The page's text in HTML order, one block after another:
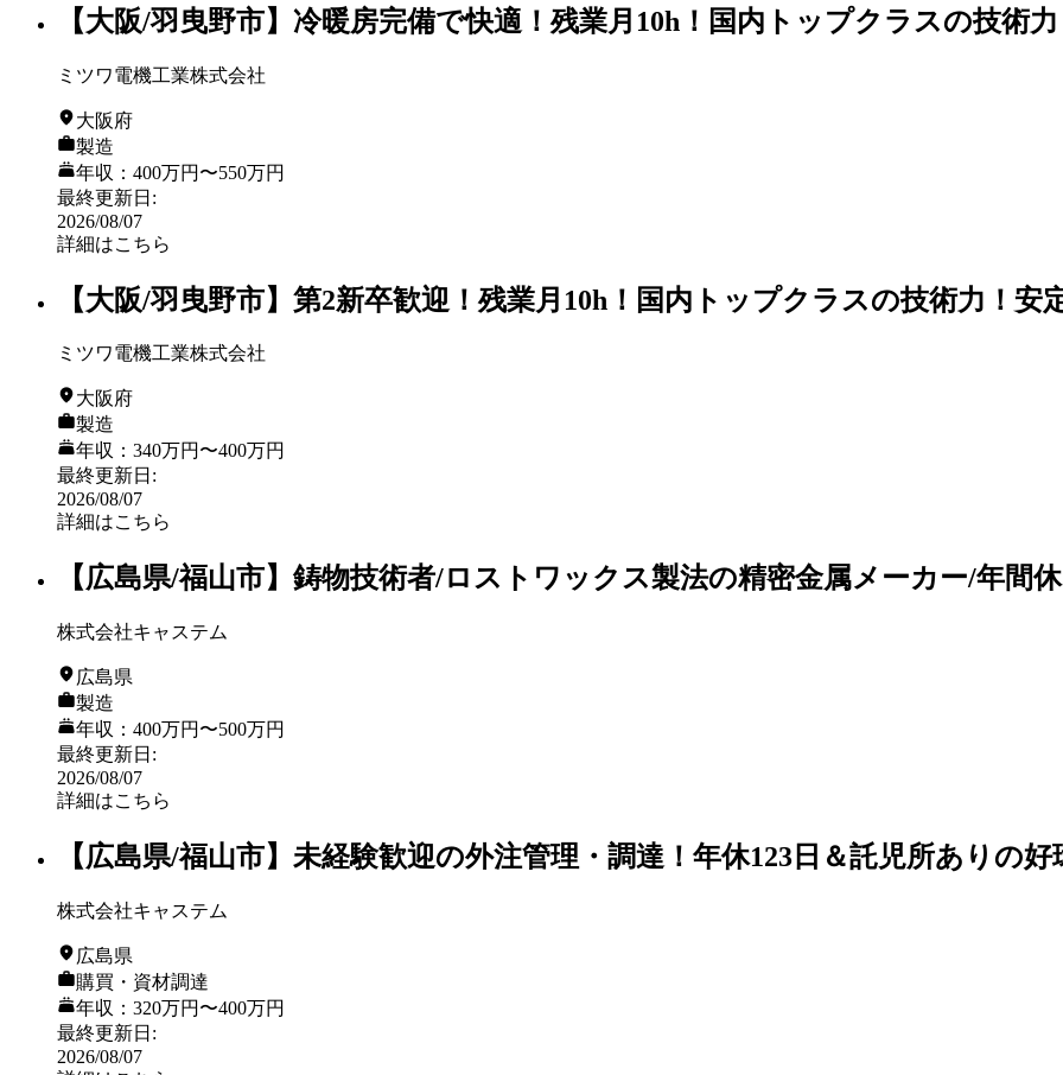
【大阪/羽曳野市】冷暖房完備で快適！残業月10h！国内トップクラスの技術
ミツワ電機工業株式会社
大阪府
製造
年収：400万円〜550万円
最終更新日 :
2026/08/07
詳細はこちら
【大阪/羽曳野市】第2新卒歓迎！残業月10h！国内トップクラスの技術力！
ミツワ電機工業株式会社
大阪府
製造
年収：340万円〜400万円
最終更新日 :
2026/08/07
詳細はこちら
【広島県/福山市】鋳物技術者/ロストワックス製法の精密金属メーカー/年間
株式会社キャステム
広島県
製造
年収：400万円〜500万円
最終更新日 :
2026/08/07
詳細はこちら
【広島県/福山市】未経験歓迎の外注管理・調達！年休123日＆託児所ありの好
株式会社キャステム
広島県
購買・資材調達
年収：320万円〜400万円
最終更新日 :
2026/08/07